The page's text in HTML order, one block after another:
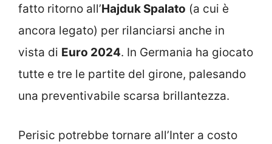
fatto ritorno all’Hajduk Spalato (a cui è
ancora legato) per rilanciarsi anche in
vista di Euro 2024. In Germania ha giocato
tutte e tre le partite del girone, palesando
una preventivabile scarsa brillantezza.
Perisic potrebbe tornare all’Inter a costo